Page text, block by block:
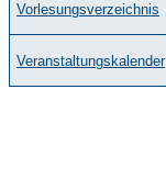
Vorlesungsverzeichnis
Veranstaltungskalender